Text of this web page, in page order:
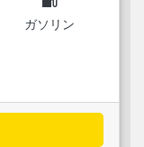
ガソリン